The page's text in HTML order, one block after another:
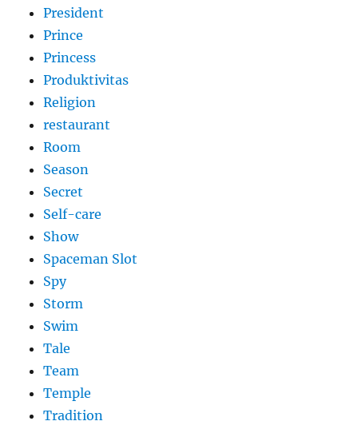
President
Prince
Princess
Produktivitas
Religion
restaurant
Room
Season
Secret
Self-care
Show
Spaceman Slot
Spy
Storm
Swim
Tale
Team
Temple
Tradition